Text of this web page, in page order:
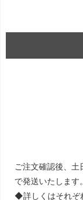
ご注文確認後、
で発送いたします。
◆詳しくはそれぞ